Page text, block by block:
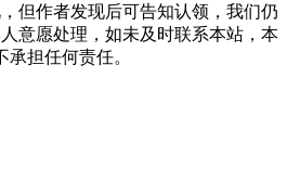
但作者发现后可告知认领，我们仍
意愿处理，如未及时联系本站，本
承担任何责任。